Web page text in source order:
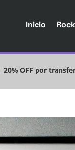
Inicio Rock
20% OFF por